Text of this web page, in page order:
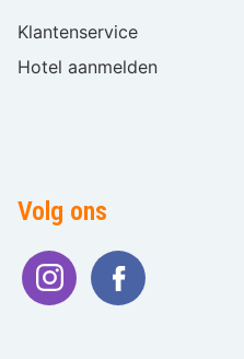
Klantenservice
Hotel aanmelden
Volg ons